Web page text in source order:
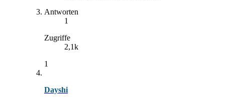
Antworten
1
Zugriffe
2,1k
1
Dayshi